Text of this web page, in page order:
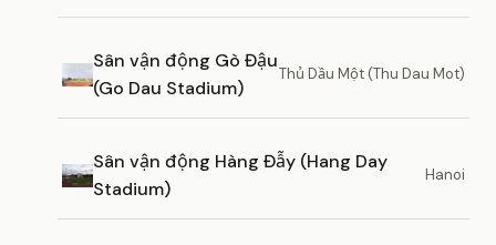
Sân vận động Gò Đậu
(Go Dau Stadium)
Thủ Dầu Một (Thu Dau Mot)
Sân vận động Hàng Đẫy (Hang Day
Stadium)
Hanoi